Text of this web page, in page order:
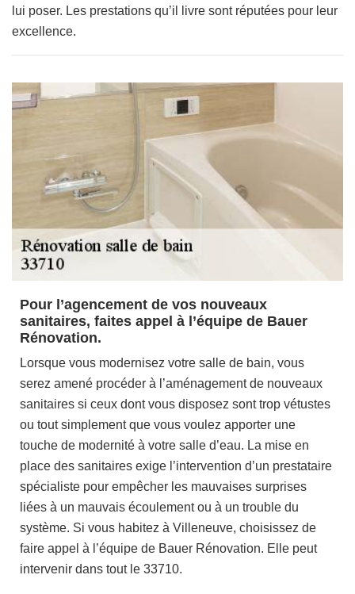
lui poser. Les prestations qu’il livre sont réputées pour leur
excellence.
Pour l’agencement de vos nouveaux
sanitaires, faites appel à l’équipe de Bauer
Rénovation.
Lorsque vous modernisez votre salle de bain, vous
serez amené procéder à l’aménagement de nouveaux
sanitaires si ceux dont vous disposez sont trop vétustes
ou tout simplement que vous voulez apporter une
touche de modernité à votre salle d’eau. La mise en
place des sanitaires exige l’intervention d’un prestataire
spécialiste pour empêcher les mauvaises surprises
liées à un mauvais écoulement ou à un trouble du
système. Si vous habitez à Villeneuve, choisissez de
faire appel à l’équipe de Bauer Rénovation. Elle peut
intervenir dans tout le 33710.